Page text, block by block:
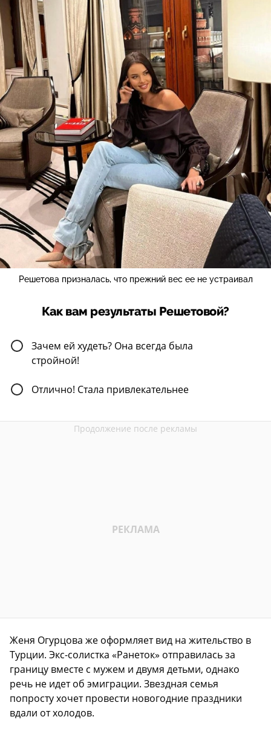
Решетова призналась, что прежний вес ее не устраивал
Как вам результаты Решетовой?
Зачем ей худеть? Она всегда была
стройной!
Отлично! Стала привлекательнее
Женя Огурцова же оформляет вид на жительство в
Турции. Экс-солистка «Ранеток» отправилась за
границу вместе с мужем и двумя детьми, однако
речь не идет об эмиграции. Звездная семья
попросту хочет провести новогодние праздники
вдали от холодов.